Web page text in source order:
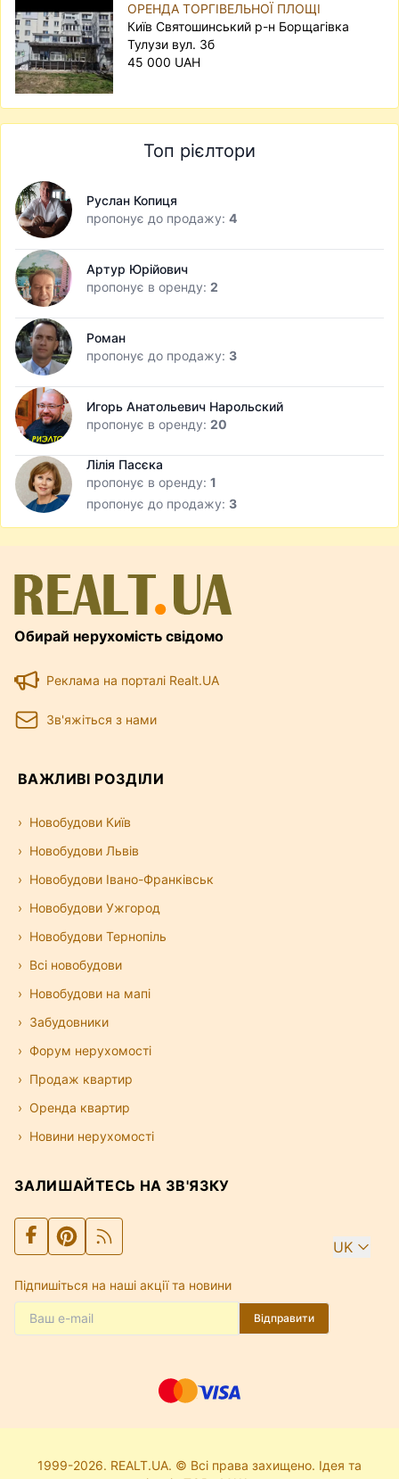
ОРЕНДА ТОРГІВЕЛЬНОЇ ПЛОЩІ
Київ Святошинський р-н Борщагівка
Тулузи вул. 3б
45 000 UAH
Топ рієлтори
Руслан Копиця
пропонує до продажу: 4
Артур Юрійович
пропонує в оренду: 2
Роман
пропонує до продажу: 3
Игорь Анатольевич Нарольский
пропонує в оренду: 20
Лілія Пасєка
пропонує в оренду: 1
пропонує до продажу: 3
Обирай нерухомість свідомо
Реклама на порталі Realt.UA
Зв'яжіться з нами
ВАЖЛИВІ РОЗДІЛИ
Новобудови Київ
Новобудови Львів
Новобудови Івано-Франківськ
Новобудови Ужгород
Новобудови Тернопіль
Всі новобудови
Новобудови на мапі
Забудовники
Форум нерухомості
Продаж квартир
Оренда квартир
Новини нерухомості
ЗАЛИШАЙТЕСЬ НА ЗВ'ЯЗКУ
UK
Підпишіться на наші акції та новини
Відправити
1999-2026. REALT.UA. © Всі права захищено. Ідея та